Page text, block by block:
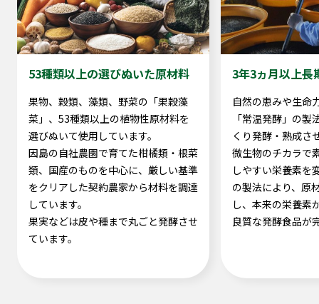
53種類以上の選びぬいた原材料
果物、穀類、藻類、野菜の「果穀藻
菜」、53種類以上の植物性原材料を
選びぬいて使用しています。
因島の自社農園で育てた柑橘類・根菜
類、国産のものを中心に、厳しい基準
をクリアした契約農家から材料を調達
しています。
果実などは皮や種まで丸ごと発酵させ
ています。
3年3ヵ月以上長
自然の恵みや生命
「常温発酵」の製
くり発酵・熟成さ
微生物のチカラで
しやすい栄養素を
の製法により、原
し、本来の栄養素
良質な発酵食品が